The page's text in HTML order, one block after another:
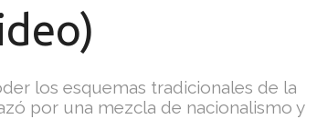
los esquemas tradicionales de la
por una mezcla de nacionalismo y